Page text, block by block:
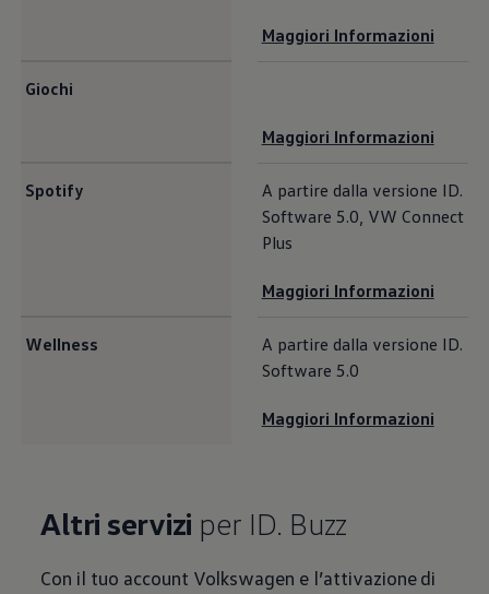
Maggiori Informazioni
Giochi
Maggiori Informazioni
Spotify
A partire dalla versione ID.
Software 5.0, VW Connect
Plus
Maggiori Informazioni
Wellness
A partire dalla versione ID.
Software 5.0
Maggiori Informazioni
Altri servizi per ID. Buzz
Con il tuo account Volkswagen e l’attivazione di